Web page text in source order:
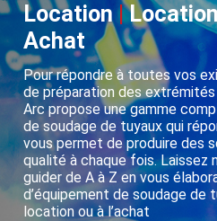
Location|
Achat
Pour répondre à toutes vos
de préparation des
Arc propose une gamme
de soudage de tuyaux qui
vous permet de produire des
qualité à chaque fois. Laissez
guider de A à Z en vous
d’équipement de soudage de
location ou à l’achat